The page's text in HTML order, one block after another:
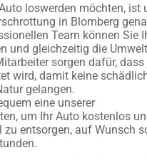
loswerden möchten, ist
in Blomberg
Team können Sie
und gleichzeitig die Umwelt
sorgen dafür,
wird, damit keine
gelangen.
eine unserer
um Ihr Auto kostenlos
entsorgen, auf Wunsch